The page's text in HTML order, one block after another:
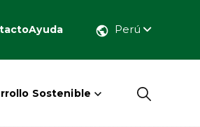
Ayuda Perú
Sostenible